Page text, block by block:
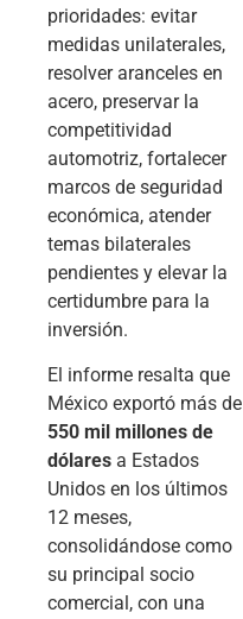
prioridades: evitar
medidas unilaterales,
resolver aranceles en
acero, preservar la
competitividad
automotriz, fortalecer
marcos de seguridad
económica, atender
temas bilaterales
pendientes y elevar la
certidumbre para la
inversión.
El informe resalta que
México exportó más de
550 mil millones de
dólares a Estados
Unidos en los últimos
12 meses,
consolidándose como
su principal socio
comercial, con una